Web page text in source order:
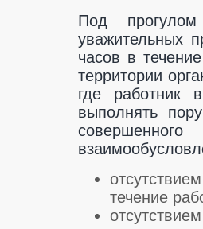
Под
уважительных
часов в
территории
где работник
выполнять
течение